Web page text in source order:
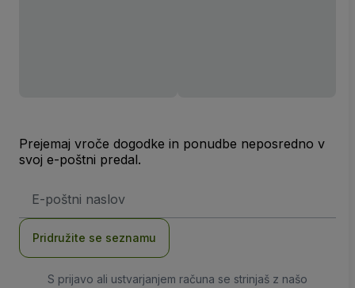
Prejemaj vroče dogodke in ponudbe neposredno v
svoj e-poštni predal.
naslov
Pridružite se seznamu
S prijavo ali ustvarjanjem računa se strinjaš z našo